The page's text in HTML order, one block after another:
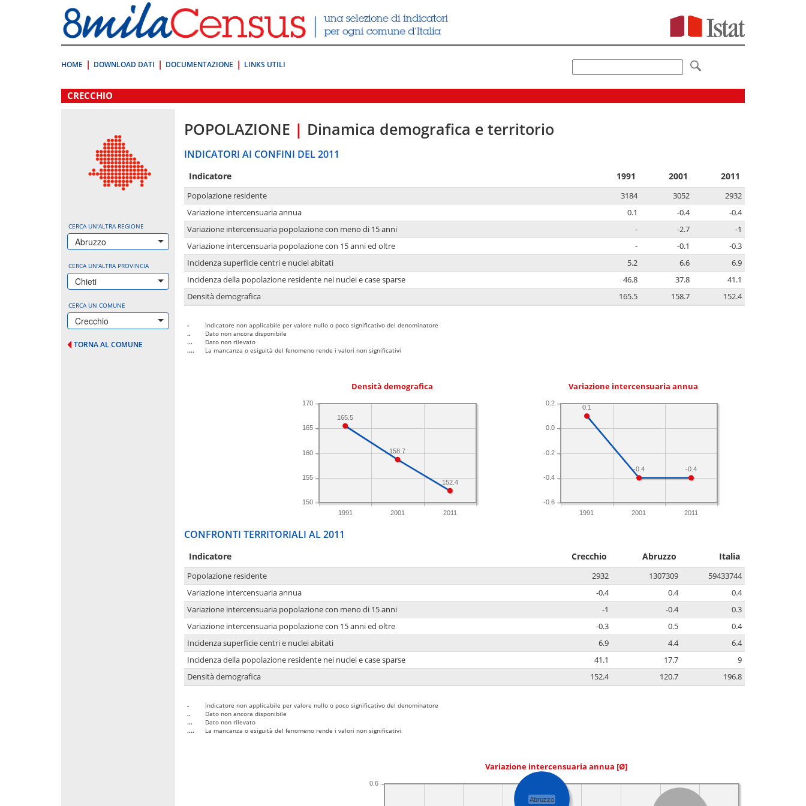
direttamente
a:
Contenuto
HOME DOWNLOAD DATI DOCUMENTAZIONE LINKS UTILI
.
CRECCHIO
CERCA UN'ALTRA REGIONE
Abruzzo
CERCA UN'ALTRA PROVINCIA
Chieti
CERCA UN COMUNE
Crecchio
TORNA AL COMUNE
POPOLAZIONE | Dinamica demografica e territorio
INDICATORI AI CONFINI DEL 2011
Indicatore 1991 2001 2011
Popolazione residente 3184 3052
2932
Variazione intercensuaria annua
0.1 -0.4
-0.4
Variazione intercensuaria popolazione con meno di 15 anni
- -2.7
-1
Variazione intercensuaria popolazione con 15 anni ed oltre
- -0.1
-0.3
Incidenza superficie centri e nuclei abitati
5.2 6.6
6.9
Incidenza della popolazione residente nei nuclei e case sparse
46.8 37.8
41.1
Densità demografica
165.5 158.7 152.4
-
Indicatore non applicabile per valore nullo o poco significativo del denominatore
..
Dato non ancora disponibile
...
Dato non rilevato
....
La mancanza o esiguità del fenomeno rende i valori non significativi
Densità demografica
1991 2001 2011
150
155
160
165
170
152.4
158.7
165.5
Variazione intercensuaria annua
1991 2001 2011
-0.6
-0.4
-0.2
0.0
0.2
-0.4
-0.4
0.1
CONFRONTI TERRITORIALI AL 2011
Indicatore Crecchio Abruzzo Italia
Popolazione residente 2932 1307309
59433744
Variazione intercensuaria annua
-0.4 0.4
0.4
Variazione intercensuaria popolazione con meno di 15 anni
-1 -0.4
0.3
Variazione intercensuaria popolazione con 15 anni ed oltre
-0.3 0.5
0.4
Incidenza superficie centri e nuclei abitati
6.9 4.4
6.4
Incidenza della popolazione residente nei nuclei e case sparse
41.1 17.7
9
Densità demografica
152.4 120.7 196.8
-
Indicatore non applicabile per valore nullo o poco significativo del denominatore
..
Dato non ancora disponibile
...
Dato non rilevato
....
La mancanza o esiguità del fenomeno rende i valori non significativi
Variazione intercensuaria annua [Ø]
0.6
Abruzzo